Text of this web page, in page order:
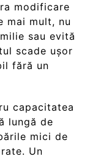
modificare
mai mult, nu
sau evită
scade ușor
fără un
capacitatea
lungă de
mici de
Un